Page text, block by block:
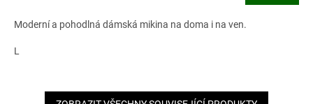
Moderní a pohodlná dámská mikina na doma i na ven.
L